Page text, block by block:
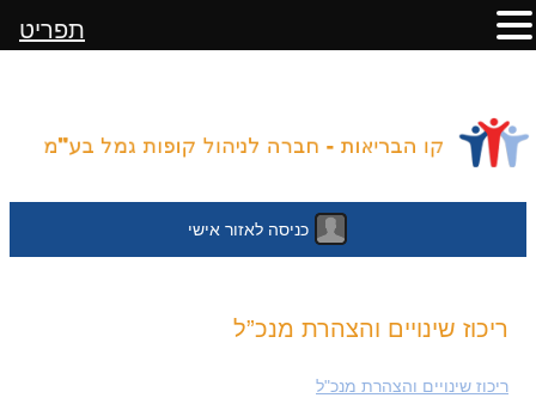
כניסה לאזור אישי
לתוכן
ריכוז שינויים והצהרת מנכ”ל
ריכוז שינויים והצהרת מנכ"ל
תפריט